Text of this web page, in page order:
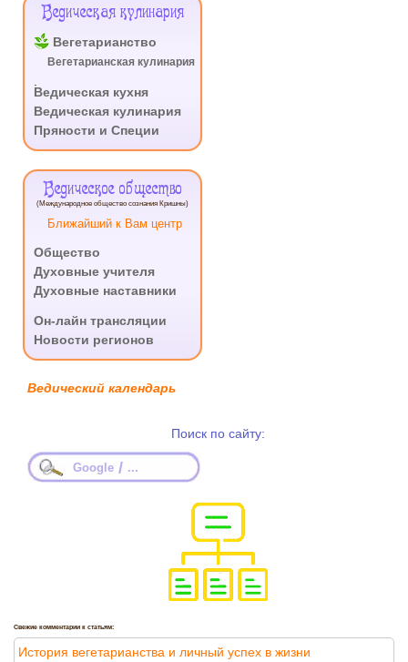
Ведическая кулинария
Вегетарианство
Вегетарианская кулинария
Ведическая кухня
Ведическая кулинария
Пряности и Специи
Ведическое общество
(Международное общество сознания Кришны)
Ближайший к Вам центр
Общество
Духовные учителя
Духовные наставники
Он-лайн трансляции
Новости регионов
Ведический календарь
Поиск по сайту:
Google / ...
Свежие комментарии к статьям:
История вегетарианства и личный успех в жизни